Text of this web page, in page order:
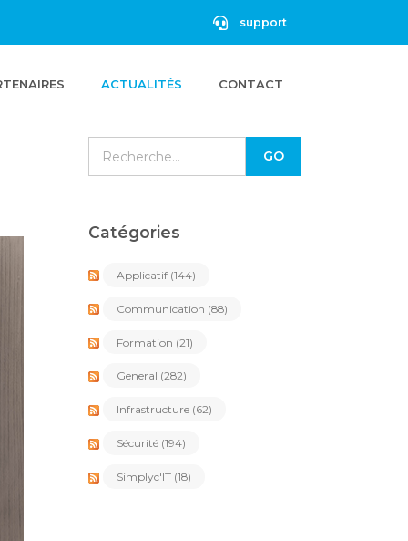
support
ACTUALITÉS CONTACT
Catégories
Applicatif (144)
Communication (88)
Formation (21)
General (282)
Infrastructure (62)
Sécurité (194)
Simplyc'IT (18)